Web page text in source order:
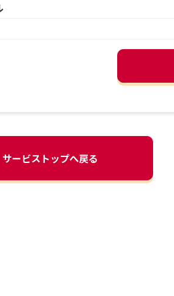
サービストップへ戻る